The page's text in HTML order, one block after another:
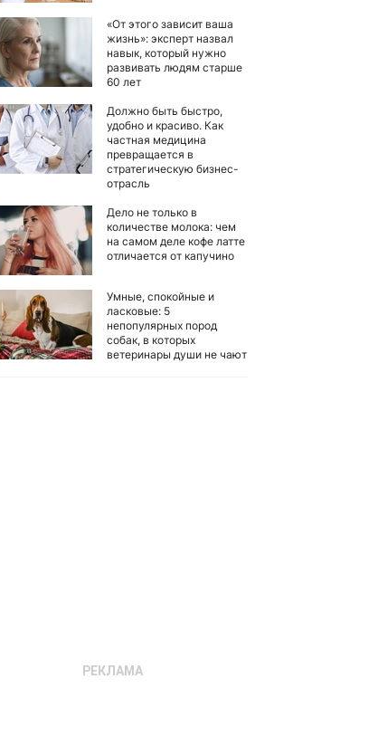
«От этого зависит ваша
жизнь»: эксперт назвал
навык, который нужно
развивать людям старше
60 лет
Должно быть быстро,
удобно и красиво. Как
частная медицина
превращается в
стратегическую бизнес-
отрасль
Дело не только в
количестве молока: чем
на самом деле кофе латте
отличается от капучино
Умные, спокойные и
ласковые: 5
непопулярных пород
собак, в которых
ветеринары души не чают